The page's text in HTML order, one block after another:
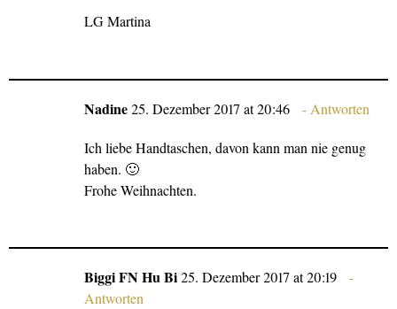
LG Martina
Nadine25. Dezember 2017 at 20:46 Antworten
Ich liebe Handtaschen, davon kann man nie genug
haben. 🙂
Frohe Weihnachten.
Biggi FN Hu Bi25. Dezember 2017 at 20:19
Antworten